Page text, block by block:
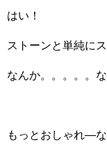
はい！
ストーンと単純に
なんか。。。。。
もっとおしゃれ―